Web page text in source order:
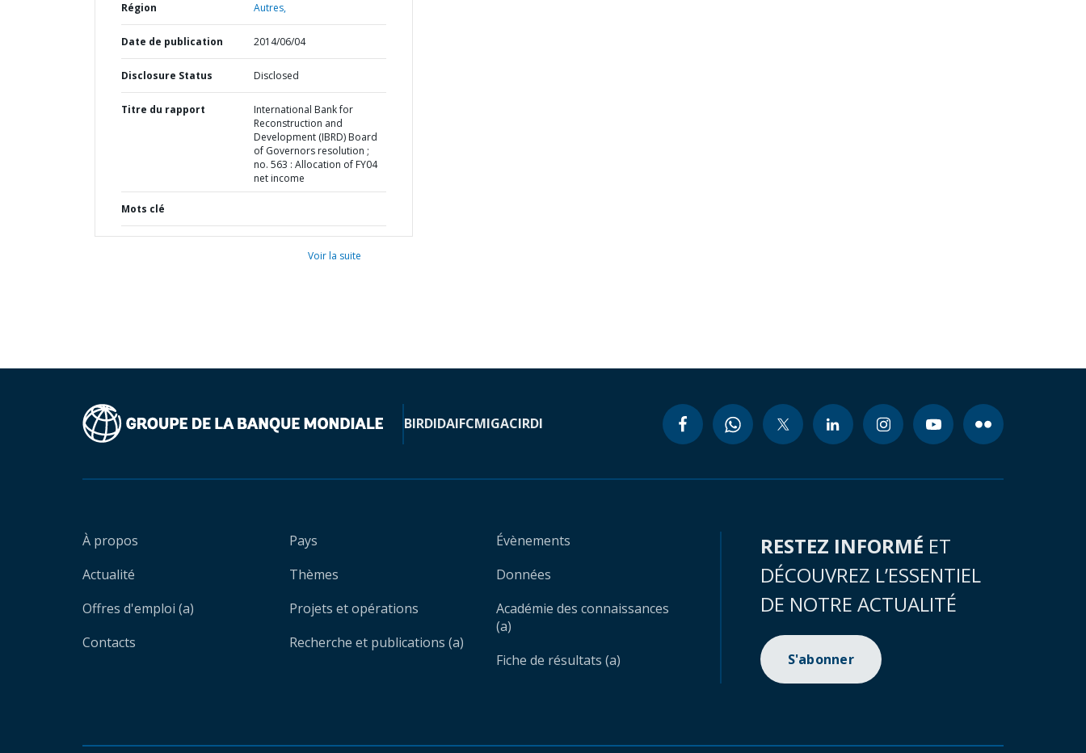
Région Autres,
Date de publication 2014/06/04
Disclosure Status Disclosed
Titre du rapport
International Bank for
Reconstruction and
Development (IBRD) Board
of Governors resolution ;
no. 563 : Allocation of FY04
net income
Mots clé
Voir la suite
BIRDIDAIFCMIGACIRDI
À propos
Actualité
Offres d'emploi (a)
Contacts
Pays
Thèmes
Projets et opérations
Recherche et publications (a)
Évènements
Données
Académie des connaissances
(a)
Fiche de résultats (a)
RESTEZ INFORMÉ ET
DÉCOUVREZ L’ESSENTIEL
DE NOTRE ACTUALITÉ
S'abonner